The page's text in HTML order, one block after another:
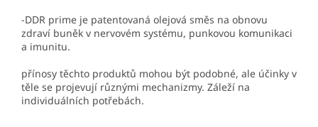
-DDR prime je patentovaná olejová směs na obnovu
zdraví buněk v nervovém systému, punkovou komunikaci
a imunitu.
přínosy těchto produktů mohou být podobné, ale účinky v
těle se projevují různými mechanizmy. Záleží na
individuálních potřebách.